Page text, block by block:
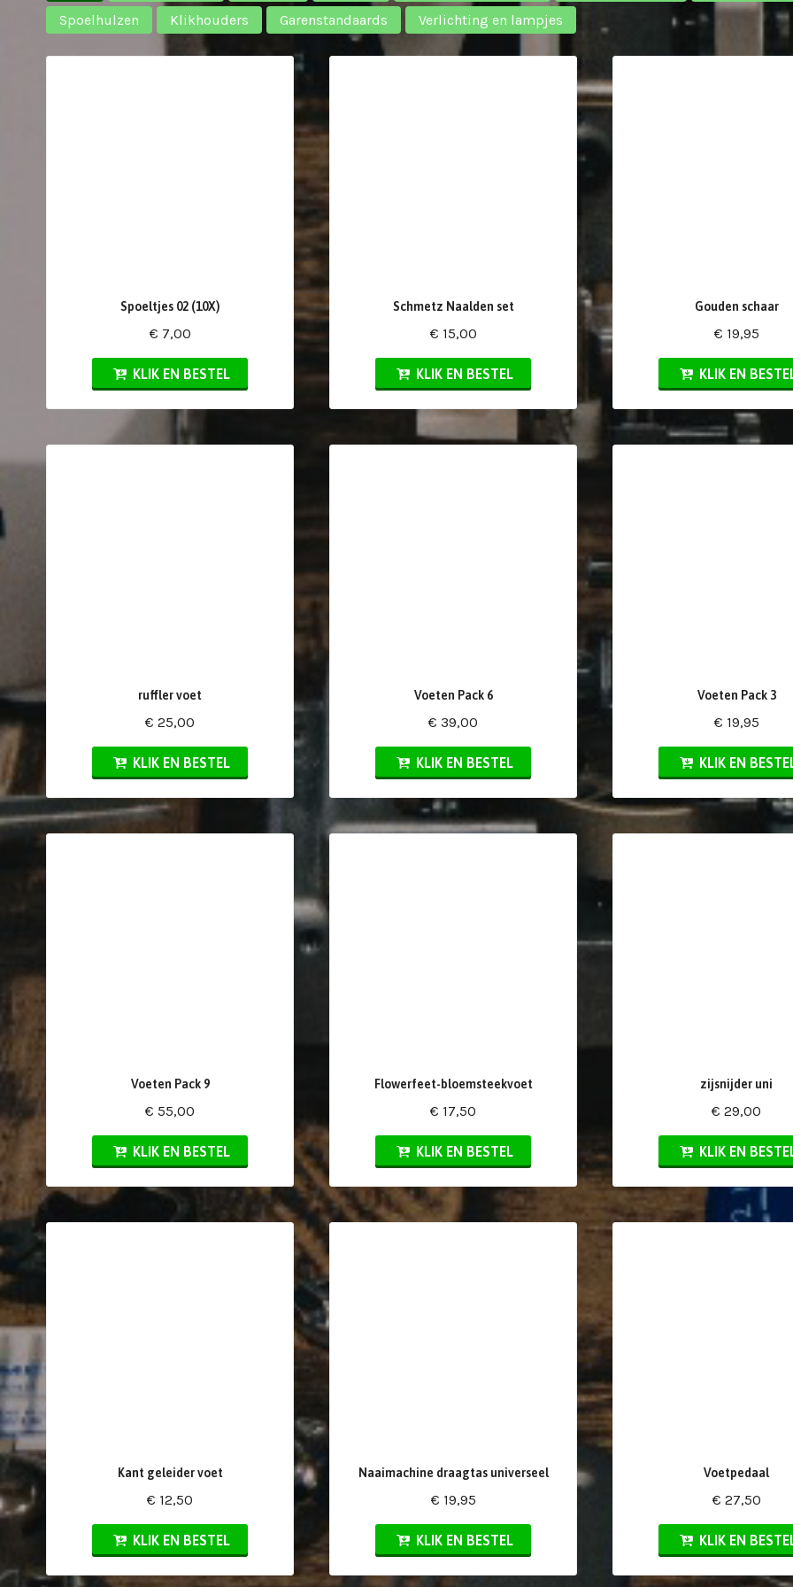
Spoelhulzen Klikhouders Garenstandaards Verlichting en lampjes
Spoeltjes 02 (10X)
€ 7,00
KLIK EN BESTEL
Schmetz Naalden set
€ 15,00
KLIK EN BESTEL
Gouden schaar
€ 19,95
KLIK EN
ruffler voet
€ 25,00
KLIK EN BESTEL
Voeten Pack 6
€ 39,00
KLIK EN BESTEL
Voeten Pack 3
€ 19,95
KLIK EN
Voeten Pack 9
€ 55,00
KLIK EN BESTEL
Flowerfeet-bloemsteekvoet
€ 17,50
KLIK EN BESTEL
zijsnijder uni
€ 29,00
KLIK EN
Kant geleider voet
€ 12,50
KLIK EN BESTEL
Naaimachine draagtas universeel
€ 19,95
KLIK EN BESTEL
Voetpedaal
€ 27,50
KLIK EN